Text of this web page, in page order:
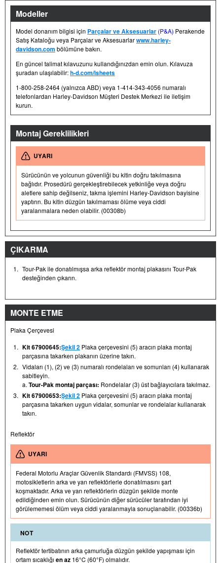
Modeller
Model donanım bilgisi için Parçalar ve Aksesuarlar (P&A) Perakende
Satış Kataloğu veya Parçalar ve Aksesuarlarwww.harley-
davidson.com bölümüne bakın.
En güncel talimat kılavuzunu kullandığınızdan emin olun. Kılavuza
şuradan ulaşılabilir:h-d.com/isheets
1-800-258-2464 (yalnızca ABD) veya 1-414-343-4056 numaralı
telefonlardan Harley-Davidson Müşteri Destek Merkezi ile iletişim
kurun.
Montaj Gereklilikleri
UYARI
Sürücünün ve yolcunun güvenliği bu kitin doğru takılmasına
bağlıdır. Prosedürü gerçekleştirebilecek yetkinliğe veya doğru
aletlere sahip değilseniz, takma işlemini Harley-Davidson bayisine
yaptırın. Bu kitin düzgün takılmaması ölüme veya ciddi
yaralanmalara neden olabilir. (00308b)
ÇIKARMA
1. Tour-Pak ile donatılmışsa arka reflektör montaj plakasını Tour-Pak
desteğinden çıkarın.
MONTE ETME
Plaka Çerçevesi
1. Kit 67900645:Şekil 2 Plaka çerçevesini (5) aracın plaka montaj
parçasına takarken plakanın üzerine takın.
2. Vidaları (1), (2) ve (3) numaralı rondelaları ve somunları (4) kullanarak
sabitleyin.
a. Tour-Pak montaj parçası: Rondelalar (3) üst bağlayıcılara takılmaz.
3. Kit 67900653:Şekil 2 Plaka çerçevesini (5) aracın plaka montaj
parçasına takarken uygun vidalar, somunlar ve rondelalar kullanarak
takın.
Reflektör
UYARI
Federal Motorlu Araçlar Güvenlik Standardı (FMVSS) 108,
motosikletlerin arka ve yan reflektörlerle donatılmasını şart
koşmaktadır. Arka ve yan reflektörlerin düzgün şekilde monte
edildiğinden emin olun. Sürücünün diğer sürücüler tarafından iyi
görülememesi ölüm veya ciddi yaralanmayla sonuçlanabilir. (00336b)
NOT
Reflektör tertibatının arka çamurluğa düzgün şekilde yapışması için
ortam sıcaklığı en az 16°C (60°F) olmalıdır.